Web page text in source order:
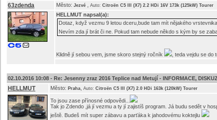
63zdenda Město: Jezvé Auto: Citroën C5 III (X7) 2.2 HDi 16V 173k (125kW) Tourer
HELLMUT napsal(a):
Dotaz, když vezmu 9 letou dceru,bude tam mít nějakého
Nevím zda jí brát či ne. Pokud tam nebude někdo s kým by se
Klidně jí sebou vem, jsme skoro stejný ročník , teda vejdu se
02.10.2016 10:08 - Re: Jesenny zraz 2016 Teplice nad Metují - INFORMACE,
HELLMUT Město: Praha Auto: Citroën C5 III (X7) 2.0 HDi 163k (120kW) Tourer
To jsou zase přínosné odpovědi...
Tak jo Zdendo ,já jí vezmu a ty jí zajistíš program. Já budu sedět v
ještě. Budeš mít super zábavu a parťáka k jahodovému koktejlu